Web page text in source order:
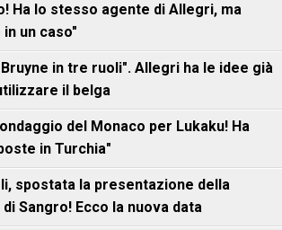
Ha lo stesso agente di Allegri, ma
un caso"
Bruyne in tre ruoli". Allegri ha le idee già
il belga
del Monaco per Lukaku! Ha
in Turchia"
spostata la presentazione della
Sangro! Ecco la nuova data